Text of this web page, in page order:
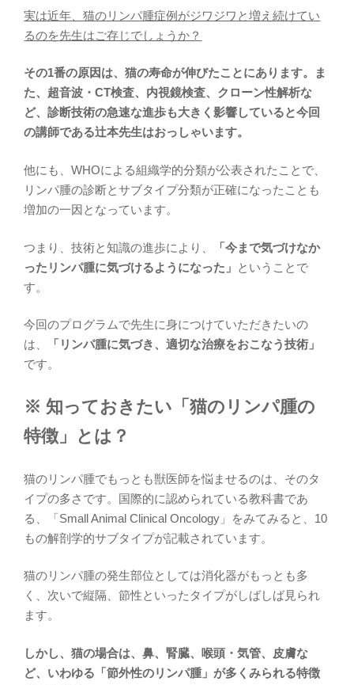
実は近年、猫のリンパ腫症例がジワジワと増え続けてい
るのを先生はご存じでしょうか？
その1番の原因は、猫の寿命が伸びたことにあります。ま
た、超音波・CT検査、内視鏡検査、クローン性解析な
ど、診断技術の急速な進歩も大きく影響していると今回
の講師である辻本先生はおっしゃいます。
他にも、WHOによる組織学的分類が公表されたことで、
リンパ腫の診断とサブタイプ分類が正確になったことも
増加の一因となっています。
つまり、技術と知識の進歩により、
「今まで気づけなか
ったリンパ腫に気づけるようになった」 ということで
す。
今回のプログラムで先生に身につけていただきたいの
は、
「リンパ腫に気づき、適切な治療をおこなう技術」
です。
※ 知っておきたい「猫のリンパ腫の
特徴」とは？
猫のリンパ腫でもっとも獣医師を悩ませるのは、そのタ
イプの多さです。国際的に認められている教科書であ
る、「Small Animal Clinical Oncology」をみてみると、10
もの解剖学的サブタイプが記載されています。
猫のリンパ腫の発生部位としては消化器がもっとも多
く、次いで縦隔、節性といったタイプがしばしば見られ
ます。
しかし、猫の場合は、鼻、腎臓、喉頭・気管、皮膚な
ど、いわゆる「節外性のリンパ腫」が多くみられる特徴